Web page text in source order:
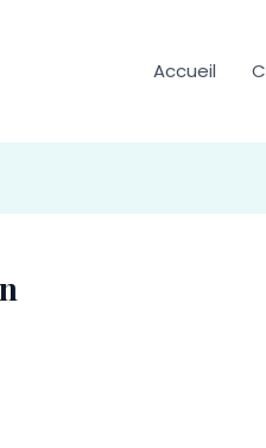
Accueil